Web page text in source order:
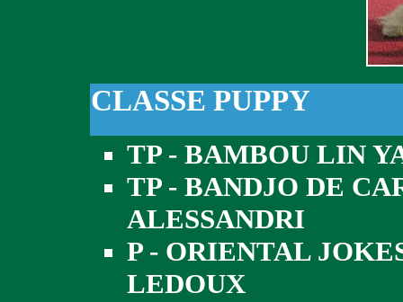
CLASSE PUPPY
TP - BAMBOU LIN
TP - BANDJO DE
ALESSANDRI
P - ORIENTAL
LEDOUX